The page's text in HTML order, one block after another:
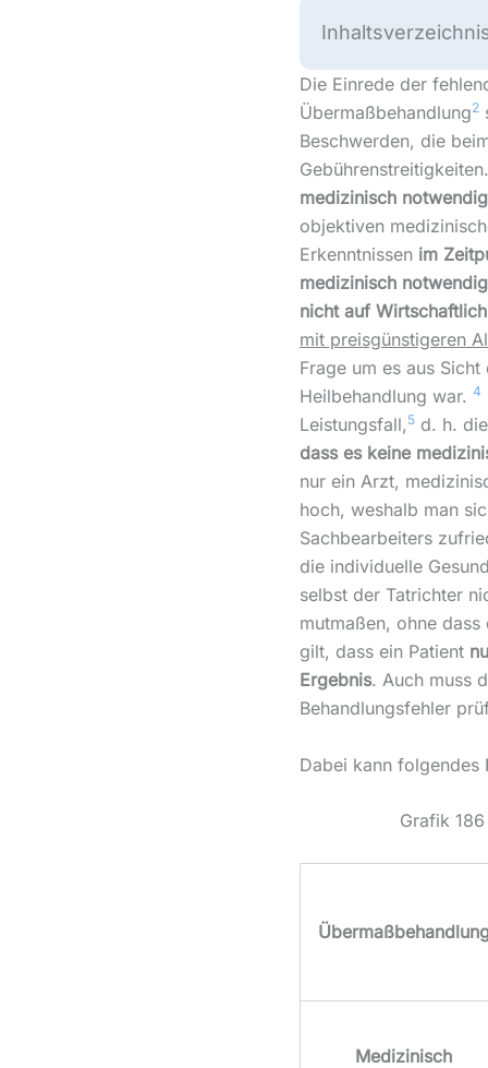
Die Einrede der
Übermaßbehandlung2
Beschwerden, die
Gebührenstreitigkeiten.
medizinisch
objektiven
Erkenntnissen im
medizinisch
nicht auf
mit preisgünstigeren
Frage um es aus
Heilbehandlung war. 4
Leistungsfall, 5d. h. die
dass es keine
nur ein Arzt,
hoch, weshalb man
Sachbearbeiters
die individuelle
selbst der Tatrichter
mutmaßen, ohne
gilt, dass ein Patient
Ergebnis. Auch muss
Behandlungsfehler
Dabei kann folgendes
Grafik
Medizinisch